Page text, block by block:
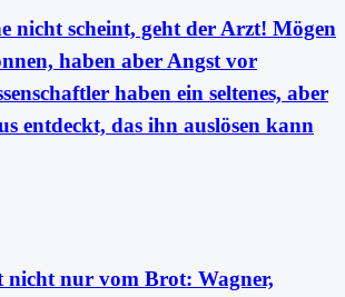
nicht scheint, geht der Arzt! Mögen
haben aber Angst vor
haben ein seltenes, aber
entdeckt, das ihn auslösen kann
nicht nur vom Brot: Wagner,